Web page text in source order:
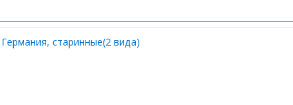
старинные(2 вида)